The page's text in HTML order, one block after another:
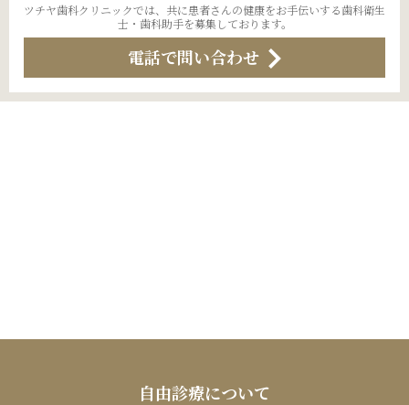
ツチヤ歯科クリニックでは、共に患者さんの健康をお手伝いする歯科衛生
士・歯科助手を募集しております。
電話で問い合わせ
自由診療について